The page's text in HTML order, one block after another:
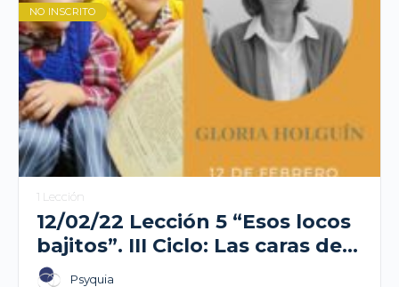
NO INSCRITO
1 Lección
12/02/22 Lección 5 “Esos locos
bajitos”. III Ciclo: Las caras de
la psicosis- Gloria Holguín
Psyquia